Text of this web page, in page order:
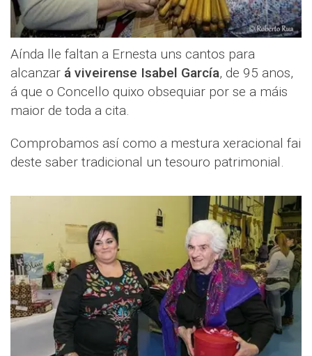
Aínda lle faltan a Ernesta uns cantos para
alcanzar á viveirense Isabel García, de 95 anos,
á que o Concello quixo obsequiar por se a máis
maior de toda a cita.
Comprobamos así como a mestura xeracional fai
deste saber tradicional un tesouro patrimonial.